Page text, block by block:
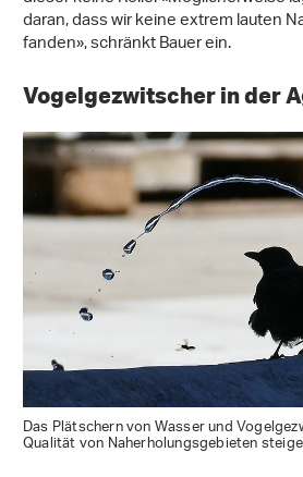
daran, dass wir keine extrem lauten
fanden», schränkt Bauer ein.
Vogelgezwitscher in der
Das Plätschern von Wasser und
Qualität von Naherholungsgebieten